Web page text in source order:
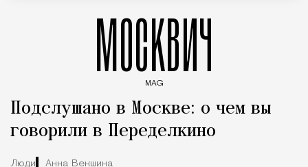
МОСКВИЧ
MAG
Подслушано в Москве: о чем вы
говорили в Переделкино
Люди Анна Векшина